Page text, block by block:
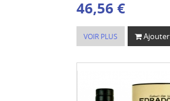
46,56 €
VOIR PLUS Ajouter